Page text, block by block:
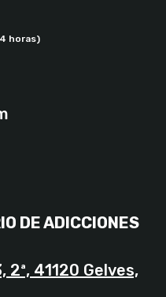
horas)
DE ADICCIONES
2ª, 41120 Gelves,